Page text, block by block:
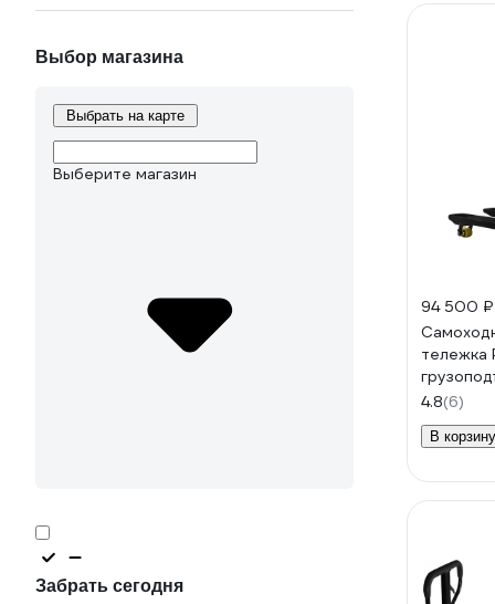
Выбор магазина
Выбрать на карте
Выберите магазин
Забрать сегодня
94 500 ₽
тележка
АКБ 20
4.8(6)
В корзину